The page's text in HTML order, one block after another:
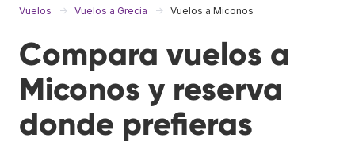
Vuelos Vuelos a Grecia Vuelos a Miconos
Compara vuelos a
Miconos y reserva
donde prefieras